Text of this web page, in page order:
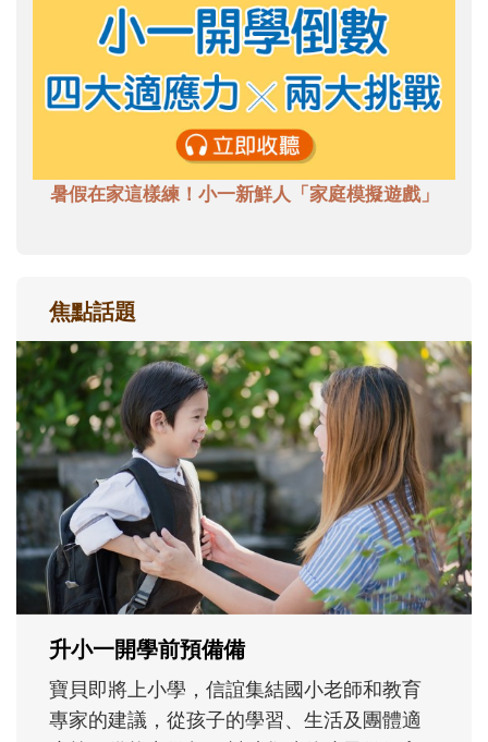
暑假在家這樣練！小一新鮮人「家庭模擬遊戲」
焦點話題
和孩子一起長大的那個男人│讀懂父親的
不同模樣
沒有人天生就擅長當爸爸！男人總是在一次
次「前所未有」的體驗中，跟著孩子一起長
大。從給予安全感的肢體遊戲，到獨立自
主、角色認同及解決問題的能力養成。爸爸
正嘗試用不同的模樣，參與孩子每個重要的